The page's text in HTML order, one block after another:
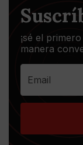
¡sé el
manera